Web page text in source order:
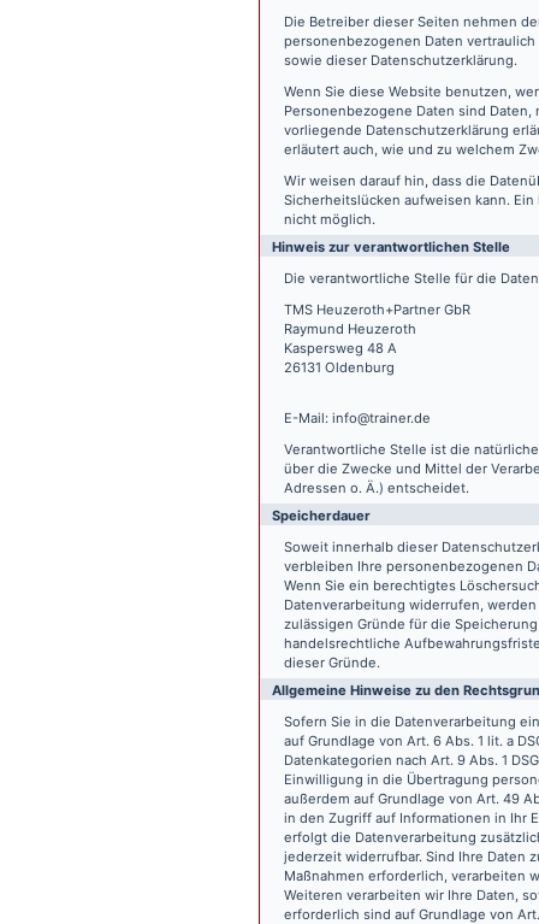
Die Betreiber dieser Seiten nehmen
personenbezogenen Daten
sowie dieser Datenschutzerklärung.
Wenn Sie diese Website benutzen,
Personenbezogene Daten sind
vorliegende Datenschutzerklärung
erläutert auch, wie und zu welchem
Wir weisen darauf hin, dass die
Sicherheitslücken aufweisen kann.
nicht möglich.
Hinweis zur verantwortlichen Stelle
Die verantwortliche Stelle für die
TMS Heuzeroth+Partner GbR
Raymund Heuzeroth
Kaspersweg 48 A
26131 Oldenburg
E-Mail: info@trainer.de
Verantwortliche Stelle ist die
über die Zwecke und Mittel der
Adressen o. Ä.) entscheidet.
Speicherdauer
Soweit innerhalb dieser
verbleiben Ihre personenbezogenen
Wenn Sie ein berechtigtes
Datenverarbeitung widerrufen,
zulässigen Gründe für die
handelsrechtliche
dieser Gründe.
Allgemeine Hinweise zu den
Sofern Sie in die Datenverarbeitung
auf Grundlage von Art. 6 Abs. 1 lit. a
Datenkategorien nach Art. 9 Abs. 1
Einwilligung in die Übertragung
außerdem auf Grundlage von Art. 49
in den Zugriff auf Informationen in Ihr
erfolgt die Datenverarbeitung
jederzeit widerrufbar. Sind Ihre Daten
Maßnahmen erforderlich, verarbeiten
Weiteren verarbeiten wir Ihre Daten,
erforderlich sind auf Grundlage von